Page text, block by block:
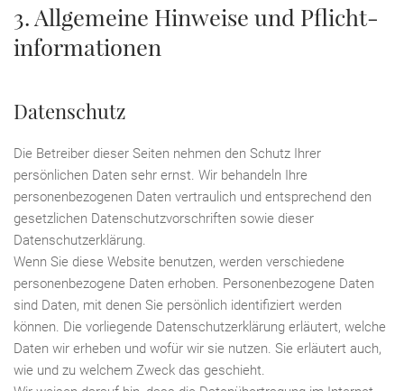
3. Allgemeine Hinweise und Pflicht­
informationen
Datenschutz
Die Betreiber dieser Seiten nehmen den Schutz Ihrer
persönlichen Daten sehr ernst. Wir behandeln Ihre
personenbezogenen Daten vertraulich und entsprechend den
gesetzlichen Datenschutzvorschriften sowie dieser
Datenschutzerklärung.
Wenn Sie diese Website benutzen, werden verschiedene
personenbezogene Daten erhoben. Personenbezogene Daten
sind Daten, mit denen Sie persönlich identifiziert werden
können. Die vorliegende Datenschutzerklärung erläutert, welche
Daten wir erheben und wofür wir sie nutzen. Sie erläutert auch,
wie und zu welchem Zweck das geschieht.